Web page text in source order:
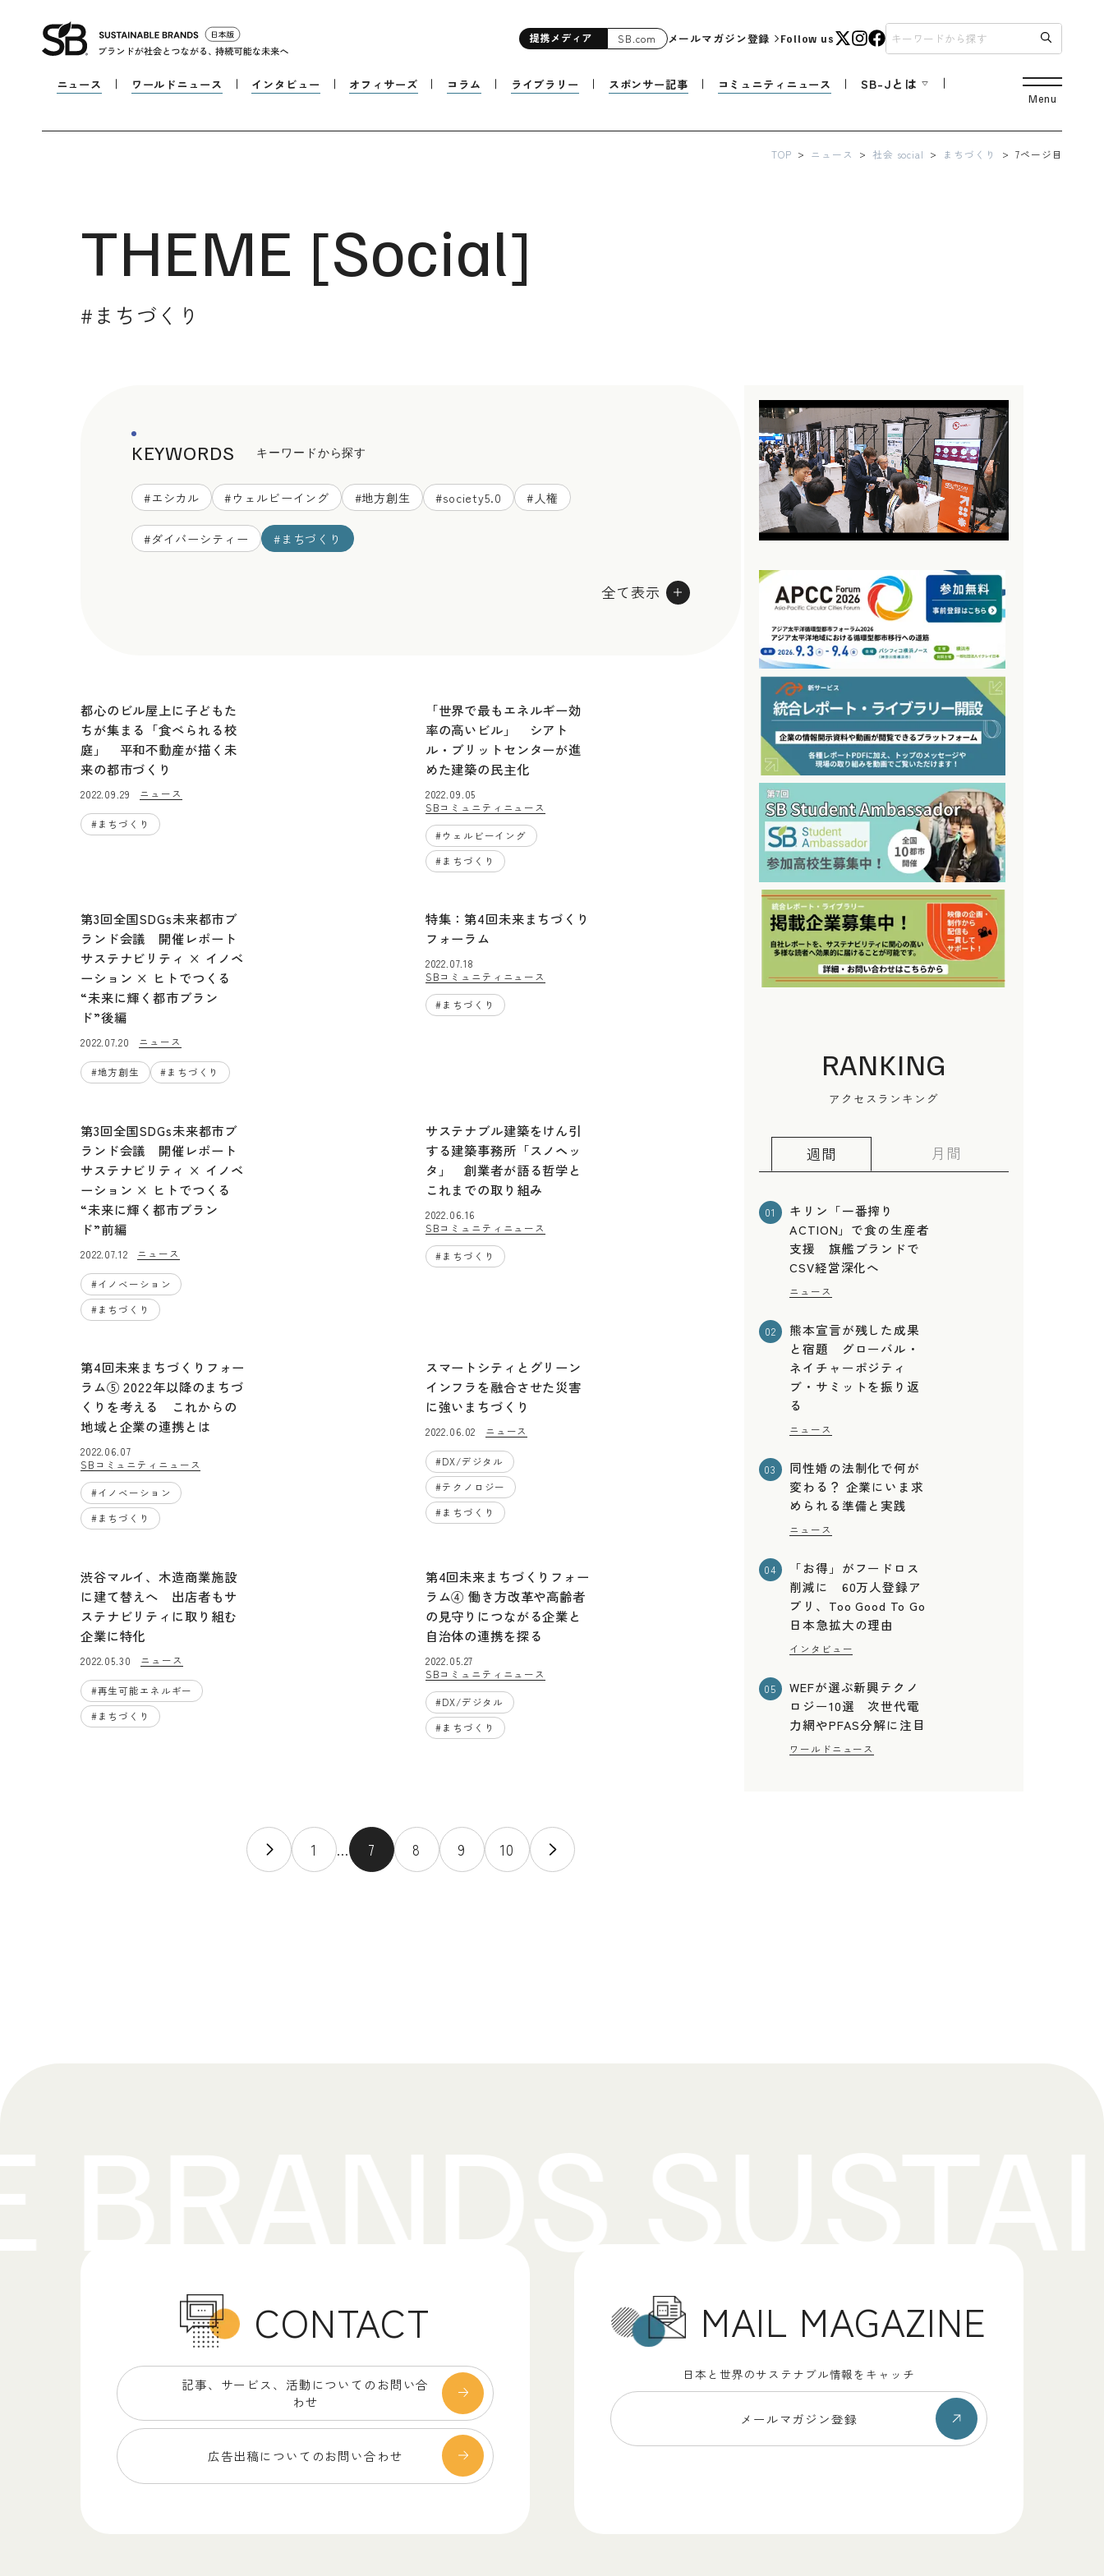
提携メディア SB.com メールマガジン登録 Follow us
ニュース ワールドニュース インタビュー オフィサーズ コラム ライブラリー スポンサー記事 コミュニティニュース SB-Jとは
Menu
TOP ニュース 社会 social まちづくり 7ページ目
THEME [Social]
#まちづくり
KEYWORDS キーワードから探す
#エシカル # ウェルビーイング #地方創生 #society5.0 # 人権
#ダイバーシティー # まちづくり
全て表示
都心のビル屋上に子どもた
ちが集まる「食べられる校
庭」 平和不動産が描く未
来の都市づくり
2022.09.29 ニュース
#まちづくり
「世界で最もエネルギー効
率の高いビル」 シアト
ル・ブリットセンターが進
めた建築の民主化
2022.09.05
SBコミュニティニュース
#ウェルビーイング
#まちづくり
第3回全国SDGs未来都市ブ
ランド会議 開催レポート
サステナビリティ × イノベ
ーション × ヒトでつくる
“未来に輝く都市ブラン
ド”後編
2022.07.20 ニュース
#地方創生 #まちづくり
特集：第4回未来まちづくり
フォーラム
2022.07.18
SBコミュニティニュース
#まちづくり
第3回全国SDGs未来都市ブ
ランド会議 開催レポート
サステナビリティ × イノベ
ーション × ヒトでつくる
“未来に輝く都市ブラン
ド”前編
2022.07.12 ニュース
#イノベーション
#まちづくり
サステナブル建築をけん引
する建築事務所「スノヘッ
タ」 創業者が語る哲学と
これまでの取り組み
2022.06.16
SBコミュニティニュース
#まちづくり
第4回未来まちづくりフォー
ラム⑤ 2022年以降のまちづ
くりを考える これからの
地域と企業の連携とは
2022.06.07
SBコミュニティニュース
#イノベーション
#まちづくり
スマートシティとグリーン
インフラを融合させた災害
に強いまちづくり
2022.06.02 ニュース
#DX/デジタル
#テクノロジー
#まちづくり
渋谷マルイ、木造商業施設
に建て替えへ 出店者もサ
ステナビリティに取り組む
企業に特化
2022.05.30 ニュース
#再生可能エネルギー
#まちづくり
第4回未来まちづくりフォー
ラム④ 働き方改革や高齢者
の見守りにつながる企業と
自治体の連携を探る
2022.05.27
SBコミュニティニュース
#DX/デジタル
#まちづくり
1 ... 7 8 9 10
RANKING
アクセスランキング
週間 月間
01
キリン「一番搾り
ACTION」で食の生産者
支援 旗艦ブランドで
CSV経営深化へ
ニュース
02
熊本宣言が残した成果
と宿題 グローバル・
ネイチャーポジティ
ブ・サミットを振り返
る
ニュース
03
同性婚の法制化で何が
変わる？ 企業にいま求
められる準備と実践
ニュース
04
「お得」がフードロス
削減に 60万人登録ア
プリ、Too Good To Go
日本急拡大の理由
インタビュー
05
WEFが選ぶ新興テクノ
ロジー10選 次世代電
力網やPFAS分解に注目
ワールドニュース
CONTACT
記事、サービス、 活動についてのお問い合
わせ
広告出稿についてのお問い合わせ
MAIL MAGAZINE
日本と世界のサステナブル情報をキャッチ
メールマガジン登録